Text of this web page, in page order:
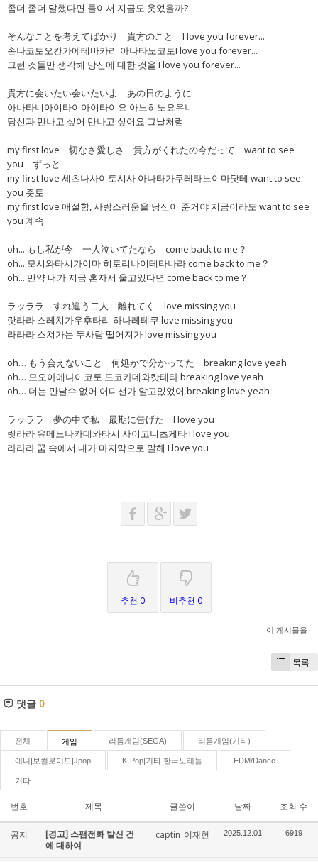
좀더 좀더 말했다면 둘이서 지금도 웃었을까?
そんなことを考えてばかり 貴方のこと I love you forever...
손나코토오칸가에테바카리 아나타노코토I love you forever...
그런 것들만 생각해 당신에 대한 것을 I love you forever...
貴方に会いたい会いたいよ あの日のように
아나타니아이타이아이타이요 아노히노요우니
당신과 만나고 싶어 만나고 싶어요 그날처럼
my first love 切なさ愛しさ 貴方がくれたの今だって want to see
you ずっと
my first love 세츠나사이토시사 아나타가쿠레타노이마닷테 want to see
you 즛토
my first love 애절함, 사랑스러움을 당신이 준거야 지금이라도 want to see
you 계속
oh... もし私が今 一人泣いてたなら come back to me？
oh... 모시와타시가이마 히토리나이테타나라 come back to me？
oh... 만약 내가 지금 혼자서 울고있다면 come back to me？
ラッララ すれ違う二人 離れてく love missing you
랏라라 스레치가우후타리 하나레테쿠 love missing you
라라라 스쳐가는 두사람 떨어져가 love missing you
oh… もう会えないこと 何処かで分かってた breaking love yeah
oh… 모오아에나이코토 도코카데와캇테타 breaking love yeah
oh… 더는 만날수 없어 어디선가 알고있었어 breaking love yeah
ラッララ 夢の中で私 最期に告げた I love you
랏라라 유메노나카데와타시 사이고니츠게타 I love you
라라라 꿈 속에서 내가 마지막으로 말해 I love you
추천 0 비추천 0
이 게시물을
목록
댓글 0
전체 게임 리듬게임(SEGA) 리듬게임(기타)
애니|보컬로이드|Jpop K-Pop|기타 한국노래들 EDM/Dance
기타
번호 제목 글쓴이 날짜 조회 수
공지
[경고] 스팸전화 발신 건
에 대하여
captin_이재헌 2025.12.01 6919